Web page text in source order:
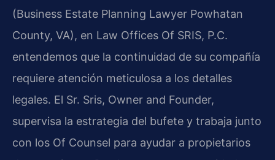
(Business Estate Planning Lawyer Powhatan
County, VA), en Law Offices Of SRIS, P.C.
entendemos que la continuidad de su compañía
requiere atención meticulosa a los detalles
legales. El Sr. Sris, Owner and Founder,
supervisa la estrategia del bufete y trabaja junto
con los Of Counsel para ayudar a propietarios